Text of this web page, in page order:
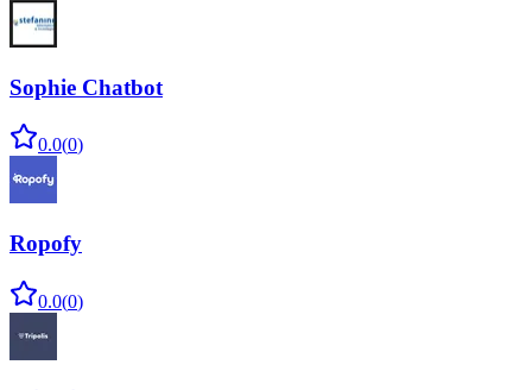
Sophie Chatbot
0.0(0)
Ropofy
0.0(0)